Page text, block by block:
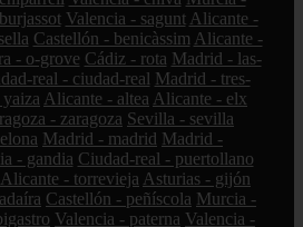
Valencia - sagunt Alicante -
Castellón - benicàssim Alicante -
- o-grove Cádiz - rota Madrid - las-
real - ciudad-real Madrid - tres-
Alicante - altea Alicante - elx
- zaragoza Sevilla - sevilla
Madrid - madrid Madrid -
- gandia Ciudad-real - puertollano
Alicante - torrevieja Asturias - gijón
Castellón - peñíscola Murcia -
Valencia - paterna Valencia -